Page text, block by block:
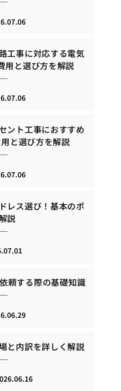
工事に対応する電気
用と選び方を解説
ント工事におすすめ
と選び方を解説
レス選び！基本のポ
説
頼する際の基礎知識
と内訳を詳しく解説